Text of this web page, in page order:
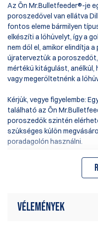
Az Ön Mr.Bulletfeeder®-je
poroszedővel van ellátva
fontos eleme bármilyen
elkészíti a lőhüvelyt, így a
nem dől el, amikor elindítja
újraterveztük a
mértékű kitágulást,
vagy megerőltetnénk a
Kérjük, vegye figyelembe:
található az Ön
poroszedők szintén
szükséges külön
poradagolón használni.
Az általunk szállított
újtöltőgépeihez alkalmas.
Vélemények